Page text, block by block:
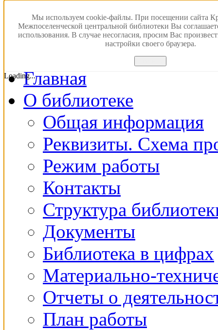
Мы используем cookie-файлы. При посещении сайта
Межпоселенческой центральной библиотеки Вы
использования. В случае несогласия, просим Вас
настройки своего браузера.
Loading...
Версия для
ПОИСК В
Главная
О библиотеке
Общая информация
Реквизиты. Схема
Режим работы
Контакты
Структура
Документы
Библиотека в цифрах
Материально-
Отчеты о
План работы